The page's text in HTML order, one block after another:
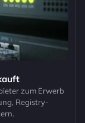
zum Erwerb
Registry-